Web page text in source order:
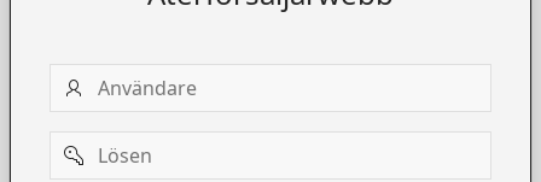
Användare
Password